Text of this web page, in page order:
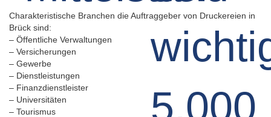
Charakteristische Branchen die Auftraggeber von Druckereien in
Brück sind:
– Öffentliche Verwaltungen
– Versicherungen
– Gewerbe
– Dienstleistungen
– Finanzdienstleister
– Universitäten
– Tourismus